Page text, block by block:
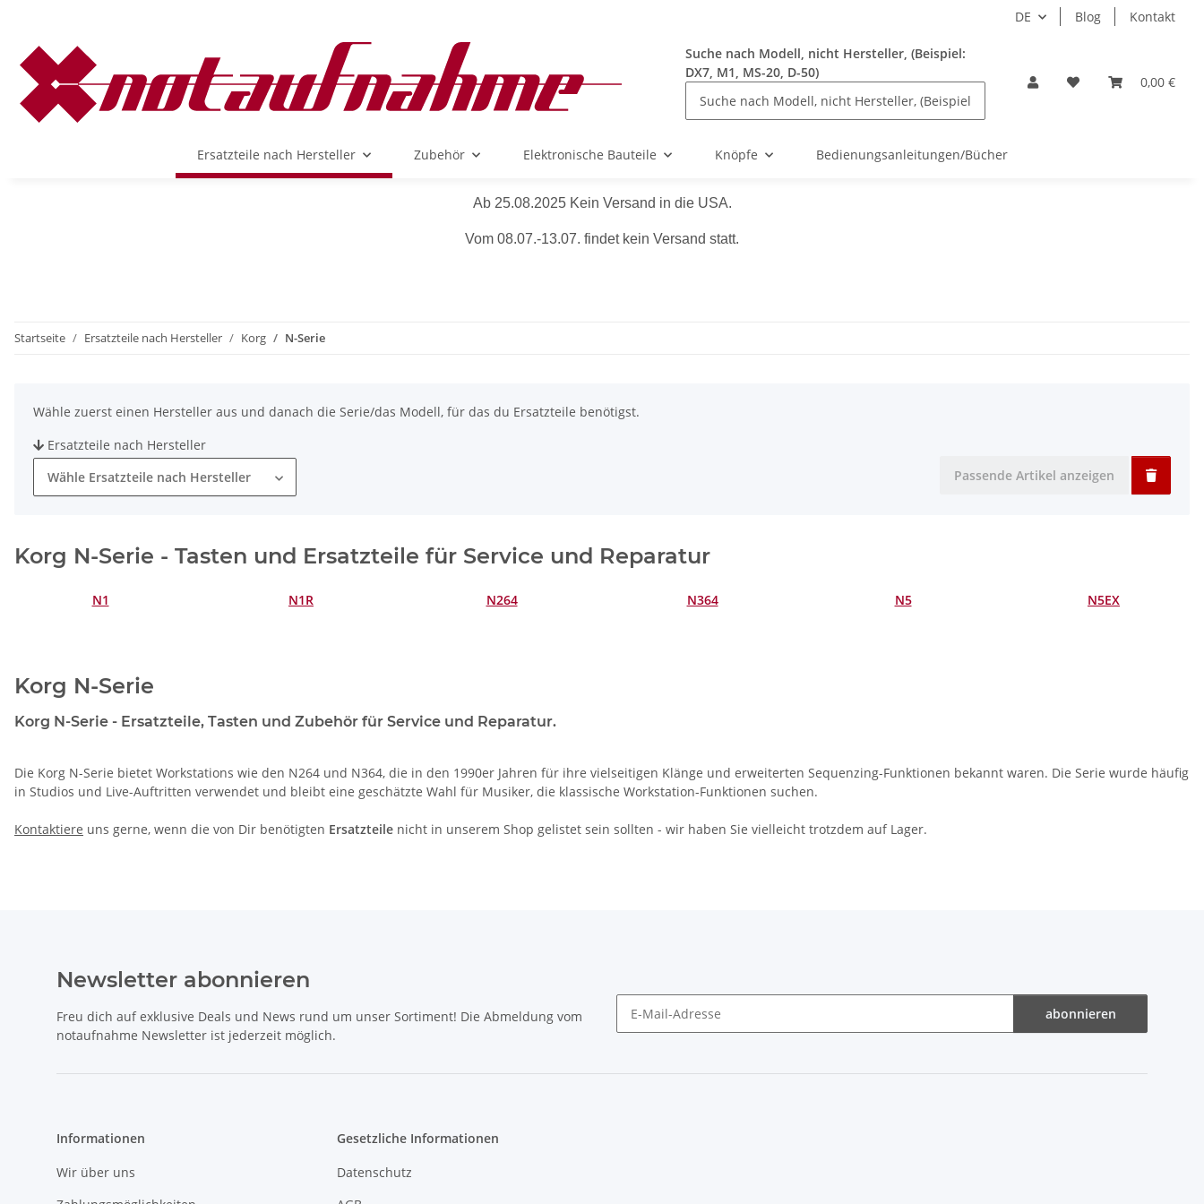
DE Blog Kontakt
Suche nach Modell, nicht Hersteller, (Beispiel:
DX7, M1, MS-20, D-50)
0,00 €
Ersatzteile nach Hersteller Zubehör Elektronische Bauteile Knöpfe Bedienungsanleitungen/Bücher
Ab 25.08.2025 Kein Versand in die USA.
Vom 08.07.-13.07. findet kein Versand statt.
Startseite Ersatzteile nach Hersteller Korg N-Serie
Wähle zuerst einen Hersteller aus und danach die Serie/das Modell, für das du Ersatzteile benötigst.
Ersatzteile nach Hersteller
Wähle Ersatzteile nach Hersteller
Passende Artikel anzeigen
Korg N-Serie - Tasten und Ersatzteile für Service und Reparatur
N1 N1R N264 N364 N5 N5EX
Korg N-Serie
Korg N-Serie - Ersatzteile, Tasten und Zubehör für Service und Reparatur.
Die Korg N-Serie bietet Workstations wie den N264 und N364, die in den 1990er Jahren für ihre vielseitigen Klänge und erweiterten Sequenzing-Funktionen bekannt waren. Die Serie wurde häufig
in Studios und Live-Auftritten verwendet und bleibt eine geschätzte Wahl für Musiker, die klassische Workstation-Funktionen suchen.
Kontaktiere uns gerne, wenn die von Dir benötigten Ersatzteile nicht in unserem Shop gelistet sein sollten - wir haben Sie vielleicht trotzdem auf Lager.
Newsletter abonnieren
Freu dich auf exklusive Deals und News rund um unser Sortiment! Die Abmeldung vom
notaufnahme Newsletter ist jederzeit möglich.
abonnieren
Informationen
Wir über uns
Gesetzliche Informationen
Datenschutz